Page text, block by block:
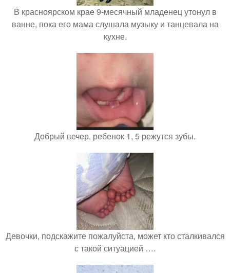
В красноярском крае 9-месячный младенец утонул в
ванне, пока его мама слушала музыку и танцевала на
кухне.
Добрый вечер, ребенок 1, 5 режутся зубы.
Девочки, подскажите пожалуйста, может кто сталкивался
с такой ситуацией ….